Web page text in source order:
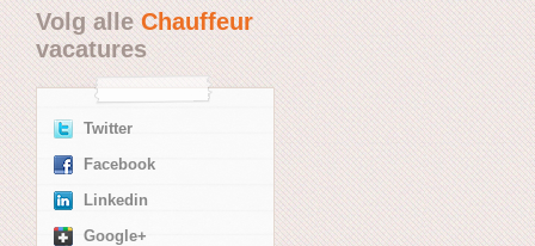
Volg alleChauffeur
vacatures
Twitter
Facebook
Linkedin
Google+